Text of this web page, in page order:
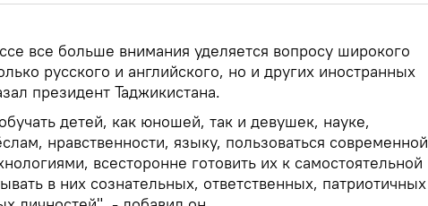
все больше внимания уделяется вопросу широкого
русского и английского, но и других иностранных
президент Таджикистана.
детей, как юношей, так и девушек, науке,
нравственности, языку, пользоваться современной
всесторонне готовить их к самостоятельной
в них сознательных, ответственных, патриотичных